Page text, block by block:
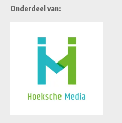
Onderdeel van: